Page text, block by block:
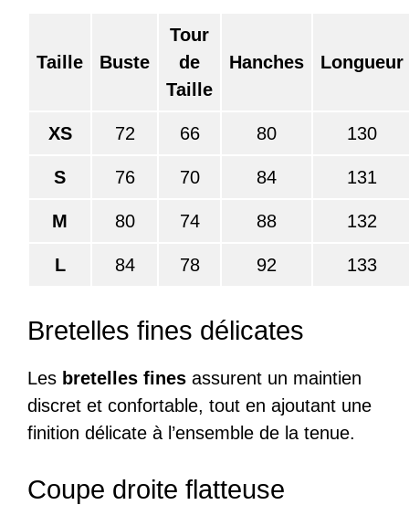
Taille Buste
Tour
de
Taille
Hanches Longueur
XS 72 66 80 130
S 76 70 84 131
M 80 74 88 132
L 84 78 92 133
Bretelles fines délicates
Les bretelles fines assurent un maintien
discret et confortable, tout en ajoutant une
finition délicate à l’ensemble de la tenue.
Coupe droite flatteuse